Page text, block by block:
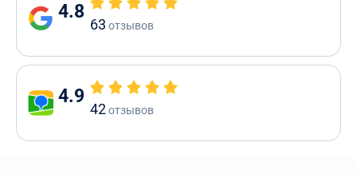
4.8
63 отзывов
4.9
42отзывов